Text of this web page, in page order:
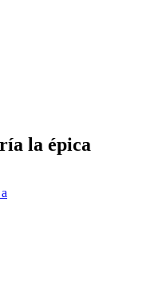
la épica